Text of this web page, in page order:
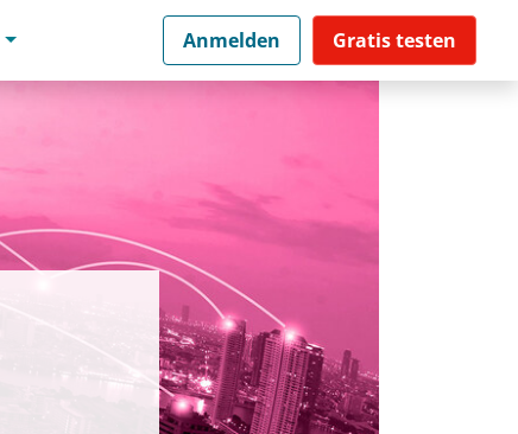
Anmelden Gratis testen